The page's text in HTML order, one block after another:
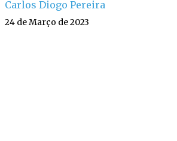
Carlos Diogo Pereira
24 de Março de 2023